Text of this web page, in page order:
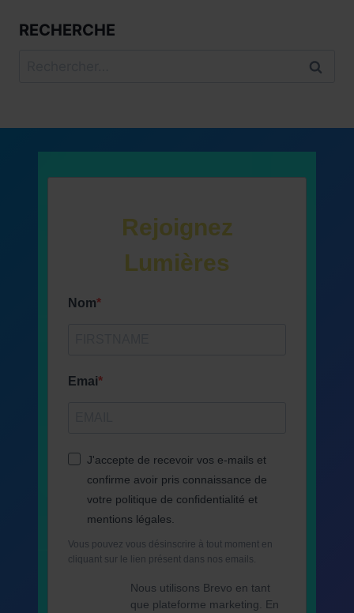
RECHERCHE
Rejoignez
Lumières
Nom
Emai
J'accepte de recevoir vos e-mails et
confirme avoir pris connaissance de
votre politique de confidentialité et
mentions légales.
Vous pouvez vous désinscrire à tout moment en
cliquant sur le lien présent dans nos emails.
Nous utilisons Brevo en tant
que plateforme marketing. En